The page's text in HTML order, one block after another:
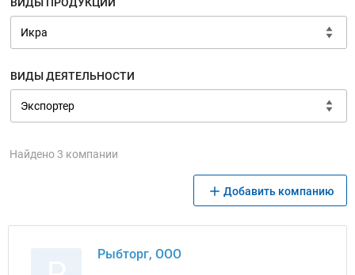
ВИДЫ ДЕЯТЕЛЬНОСТИ
Найдено 3 компании
Добавить компанию
Рыбторг, ООО